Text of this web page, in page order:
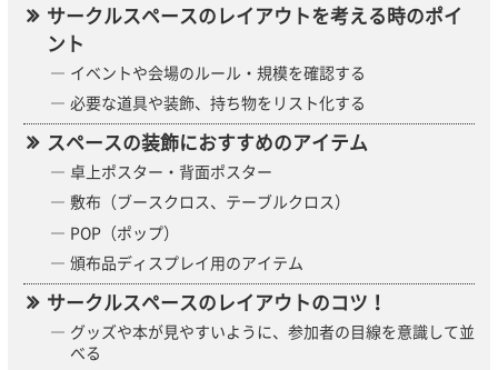
サークルスペースのレイアウトを考える時のポイ
ント
イベントや会場のルール・規模を確認する
必要な道具や装飾、持ち物をリスト化する
スペースの装飾におすすめのアイテム
卓上ポスター・背面ポスター
敷布（ブースクロス、テーブルクロス）
POP（ポップ）
頒布品ディスプレイ用のアイテム
サークルスペースのレイアウトのコツ！
グッズや本が見やすいように、参加者の目線を意識して並
べる